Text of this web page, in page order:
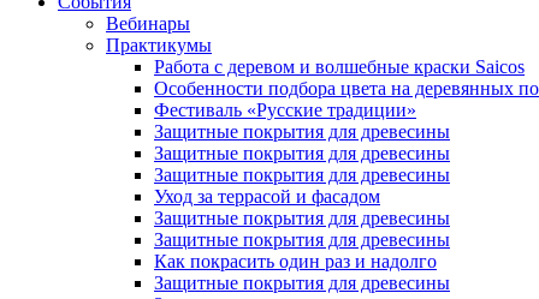
Вебинары
Практикумы
Работа с деревом и волшебные краски Saicos
Особенности подбора цвета на деревянных
Фестиваль «Русские традиции»
Защитные покрытия для древесины
Защитные покрытия для древесины
Защитные покрытия для древесины
Уход за террасой и фасадом
Защитные покрытия для древесины
Защитные покрытия для древесины
Как покрасить один раз и надолго
Защитные покрытия для древесины